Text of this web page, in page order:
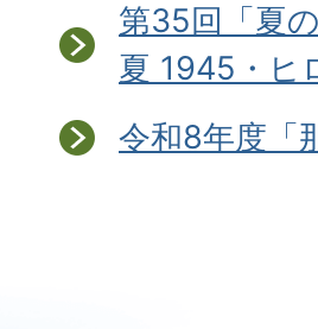
第35回「夏
夏 1945・ヒ
令和8年度「